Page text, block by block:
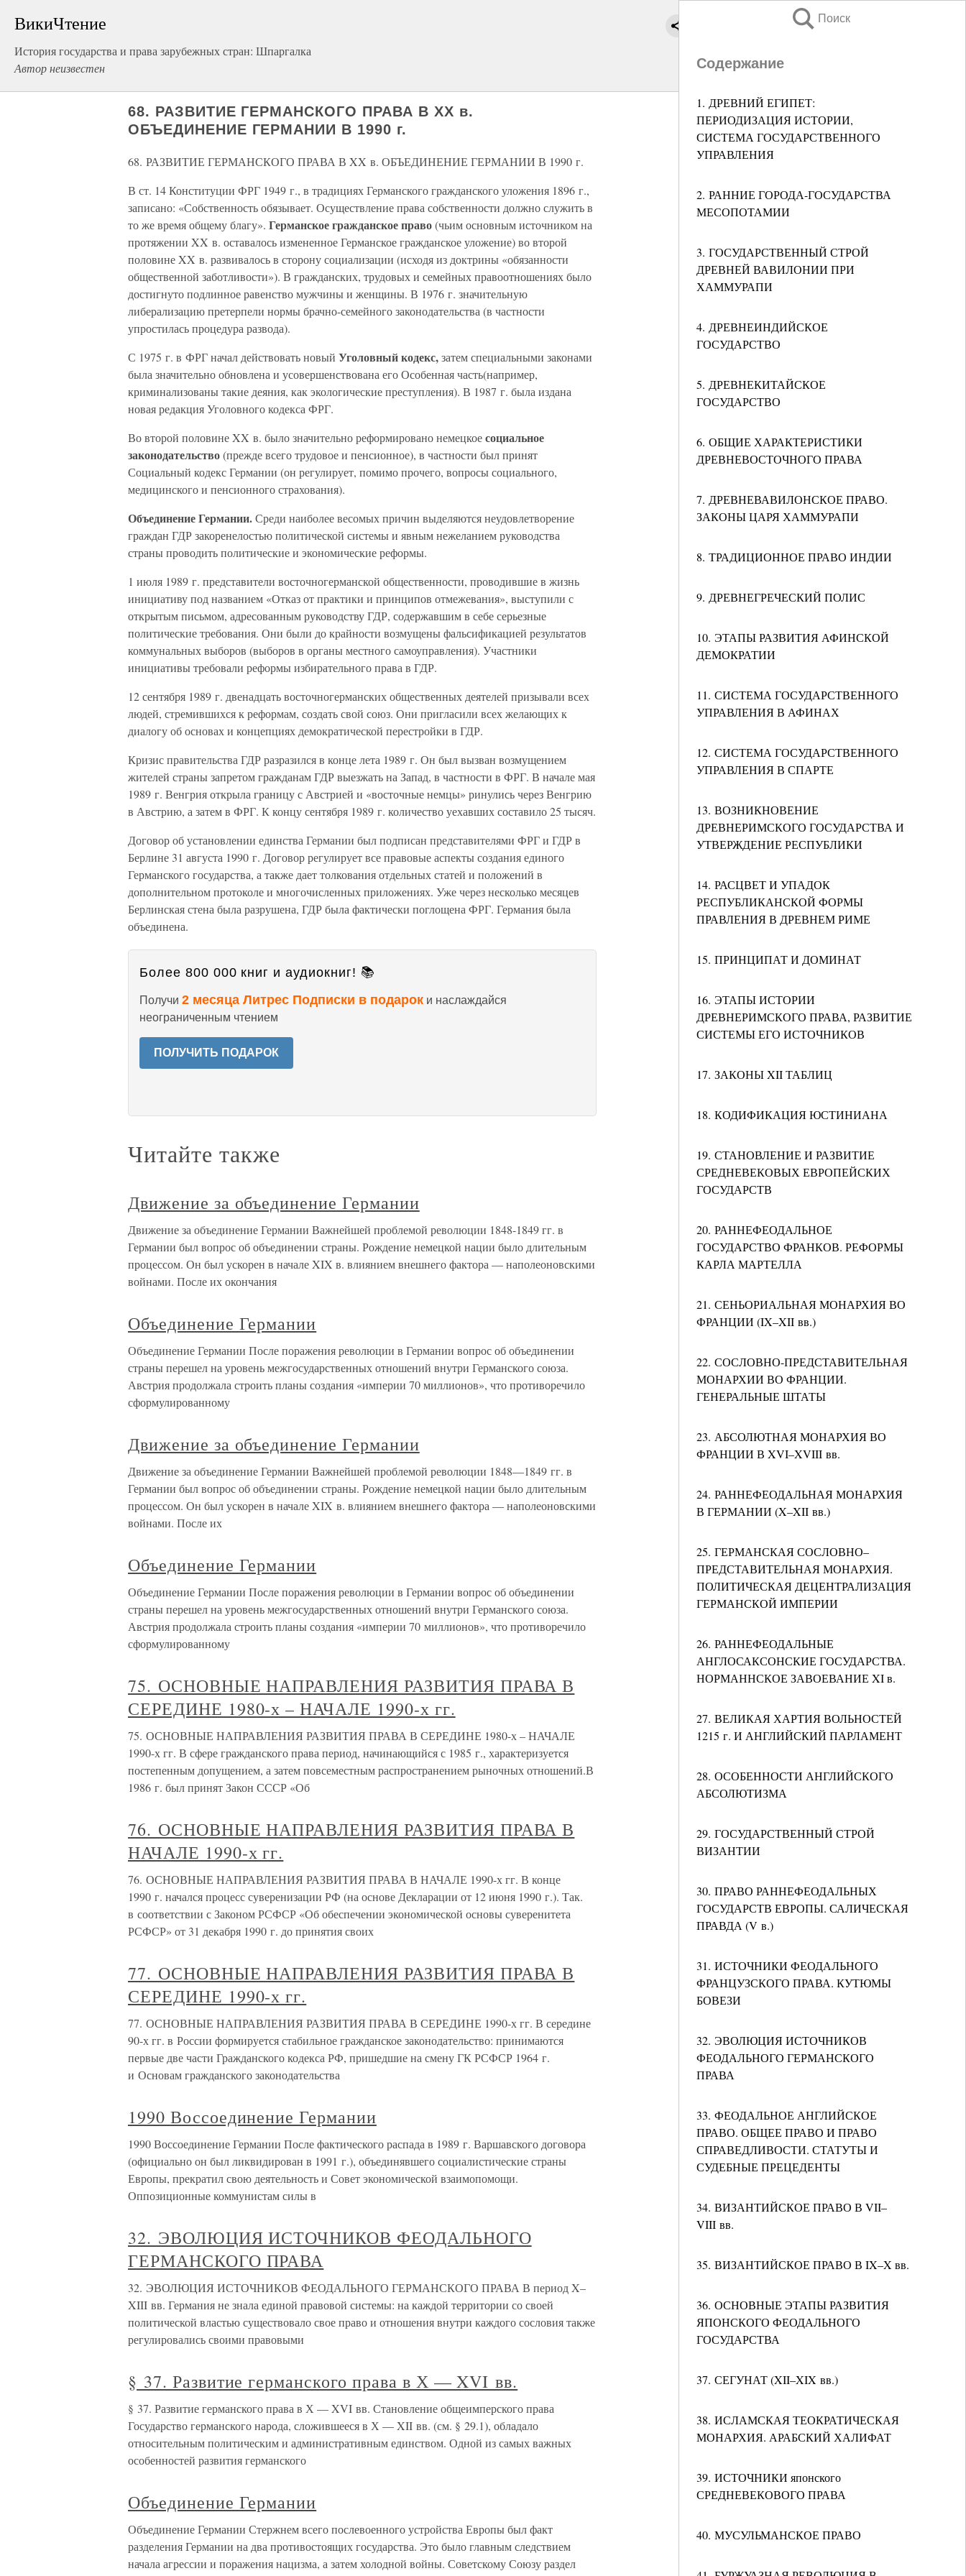
ВикиЧтение
История государства и права зарубежных стран: Шпаргалка
Автор неизвестен
Поиск
Содержание
1. ДРЕВНИЙ ЕГИПЕТ:
ПЕРИОДИЗАЦИЯ ИСТОРИИ,
СИСТЕМА ГОСУДАРСТВЕННОГО
УПРАВЛЕНИЯ
2. РАННИЕ ГОРОДА-ГОСУДАРСТВА
МЕСОПОТАМИИ
3. ГОСУДАРСТВЕННЫЙ СТРОЙ
ДРЕВНЕЙ ВАВИЛОНИИ ПРИ
ХАММУРАПИ
4. ДРЕВНЕИНДИЙСКОЕ
ГОСУДАРСТВО
5. ДРЕВНЕКИТАЙСКОЕ
ГОСУДАРСТВО
6. ОБЩИЕ ХАРАКТЕРИСТИКИ
ДРЕВНЕВОСТОЧНОГО ПРАВА
7. ДРЕВНЕВАВИЛОНСКОЕ ПРАВО.
ЗАКОНЫ ЦАРЯ ХАММУРАПИ
8. ТРАДИЦИОННОЕ ПРАВО ИНДИИ
9. ДРЕВНЕГРЕЧЕСКИЙ ПОЛИС
10. ЭТАПЫ РАЗВИТИЯ АФИНСКОЙ
ДЕМОКРАТИИ
11. СИСТЕМА ГОСУДАРСТВЕННОГО
УПРАВЛЕНИЯ В АФИНАХ
12. СИСТЕМА ГОСУДАРСТВЕННОГО
УПРАВЛЕНИЯ В СПАРТЕ
13. ВОЗНИКНОВЕНИЕ
ДРЕВНЕРИМСКОГО ГОСУДАРСТВА И
УТВЕРЖДЕНИЕ РЕСПУБЛИКИ
14. РАСЦВЕТ И УПАДОК
РЕСПУБЛИКАНСКОЙ ФОРМЫ
ПРАВЛЕНИЯ В ДРЕВНЕМ РИМЕ
15. ПРИНЦИПАТ И ДОМИНАТ
16. ЭТАПЫ ИСТОРИИ
ДРЕВНЕРИМСКОГО ПРАВА, РАЗВИТИЕ
СИСТЕМЫ ЕГО ИСТОЧНИКОВ
17. ЗАКОНЫ XII ТАБЛИЦ
18. КОДИФИКАЦИЯ ЮСТИНИАНА
19. СТАНОВЛЕНИЕ И РАЗВИТИЕ
СРЕДНЕВЕКОВЫХ ЕВРОПЕЙСКИХ
ГОСУДАРСТВ
20. РАННЕФЕОДАЛЬНОЕ
ГОСУДАРСТВО ФРАНКОВ. РЕФОРМЫ
КАРЛА МАРТЕЛЛА
21. СЕНЬОРИАЛЬНАЯ МОНАРХИЯ ВО
ФРАНЦИИ (IX–XII вв.)
22. СОСЛОВНО-ПРЕДСТАВИТЕЛЬНАЯ
МОНАРХИИ ВО ФРАНЦИИ.
ГЕНЕРАЛЬНЫЕ ШТАТЫ
23. АБСОЛЮТНАЯ МОНАРХИЯ ВО
ФРАНЦИИ В XVI–XVIII вв.
24. РАННЕФЕОДАЛЬНАЯ МОНАРХИЯ
В ГЕРМАНИИ (X–XII вв.)
25. ГЕРМАНСКАЯ СОСЛОВНО–
ПРЕДСТАВИТЕЛЬНАЯ МОНАРХИЯ.
ПОЛИТИЧЕСКАЯ ДЕЦЕНТРАЛИЗАЦИЯ
ГЕРМАНСКОЙ ИМПЕРИИ
26. РАННЕФЕОДАЛЬНЫЕ
АНГЛОСАКСОНСКИЕ ГОСУДАРСТВА.
НОРМАННСКОЕ ЗАВОЕВАНИЕ XI в.
27. ВЕЛИКАЯ ХАРТИЯ ВОЛЬНОСТЕЙ
1215 г. И АНГЛИЙСКИЙ ПАРЛАМЕНТ
28. ОСОБЕННОСТИ АНГЛИЙСКОГО
АБСОЛЮТИЗМА
29. ГОСУДАРСТВЕННЫЙ СТРОЙ
ВИЗАНТИИ
30. ПРАВО РАННЕФЕОДАЛЬНЫХ
ГОСУДАРСТВ ЕВРОПЫ. САЛИЧЕСКАЯ
ПРАВДА (V в.)
31. ИСТОЧНИКИ ФЕОДАЛЬНОГО
ФРАНЦУЗСКОГО ПРАВА. КУТЮМЫ
БОВЕЗИ
32. ЭВОЛЮЦИЯ ИСТОЧНИКОВ
ФЕОДАЛЬНОГО ГЕРМАНСКОГО
ПРАВА
33. ФЕОДАЛЬНОЕ АНГЛИЙСКОЕ
ПРАВО. ОБЩЕЕ ПРАВО И ПРАВО
СПРАВЕДЛИВОСТИ. СТАТУТЫ И
СУДЕБНЫЕ ПРЕЦЕДЕНТЫ
34. ВИЗАНТИЙСКОЕ ПРАВО В VII–
VIII вв.
35. ВИЗАНТИЙСКОЕ ПРАВО В IX–X вв.
36. ОСНОВНЫЕ ЭТАПЫ РАЗВИТИЯ
ЯПОНСКОГО ФЕОДАЛЬНОГО
ГОСУДАРСТВА
37. СЕГУНАТ (XII–XIX вв.)
38. ИСЛАМСКАЯ ТЕОКРАТИЧЕСКАЯ
МОНАРХИЯ. АРАБСКИЙ ХАЛИФАТ
39. ИСТОЧНИКИ японского
СРЕДНЕВЕКОВОГО ПРАВА
40. МУСУЛЬМАНСКОЕ ПРАВО
68. РАЗВИТИЕ ГЕРМАНСКОГО ПРАВА В XX в.
ОБЪЕДИНЕНИЕ ГЕРМАНИИ В 1990 г.
68. РАЗВИТИЕ ГЕРМАНСКОГО ПРАВА В XX в. ОБЪЕДИНЕНИЕ ГЕРМАНИИ В 1990 г.
В ст. 14 Конституции ФРГ 1949 г., в традициях Германского гражданского уложения 1896 г.,
записано: «Собственность обязывает. Осуществление права собственности должно служить в
то же время общему благу». Германское гражданское право(чьим основным источником на
протяжении XX в. оставалось измененное Германское гражданское уложение) во второй
половине XX в. развивалось в сторону социализации (исходя из доктрины «обязанности
общественной заботливости»). В гражданских, трудовых и семейных правоотношениях было
достигнуто подлинное равенство мужчины и женщины. В 1976 г. значительную
либерализацию претерпели нормы брачно-семейного законодательства (в частности
упростилась процедура развода).
С 1975 г. в ФРГ начал действовать новый Уголовный кодекс,затем специальными законами
была значительно обновлена и усовершенствована его Особенная часть(например,
криминализованы такие деяния, как экологические преступления). В 1987 г. была издана
новая редакция Уголовного кодекса ФРГ.
Во второй половине XX в. было значительно реформировано немецкоесоциальное
законодательство(прежде всего трудовое и пенсионное), в частности был принят
Социальный кодекс Германии (он регулирует, помимо прочего, вопросы социального,
медицинского и пенсионного страхования).
Объединение Германии.Среди наиболее весомых причин выделяются неудовлетворение
граждан ГДР закоренелостью политической системы и явным нежеланием руководства
страны проводить политические и экономические реформы.
1 июля 1989 г. представители восточногерманской общественности, проводившие в жизнь
инициативу под названием «Отказ от практики и принципов отмежевания», выступили с
открытым письмом, адресованным руководству ГДР, содержавшим в себе серьезные
политические требования. Они были до крайности возмущены фальсификацией результатов
коммунальных выборов (выборов в органы местного самоуправления). Участники
инициативы требовали реформы избирательного права в ГДР.
12 сентября 1989 г. двенадцать восточногерманских общественных деятелей призывали всех
людей, стремившихся к реформам, создать свой союз. Они пригласили всех желающих к
диалогу об основах и концепциях демократической перестройки в ГДР.
Кризис правительства ГДР разразился в конце лета 1989 г. Он был вызван возмущением
жителей страны запретом гражданам ГДР выезжать на Запад, в частности в ФРГ. В начале мая
1989 г. Венгрия открыла границу с Австрией и «восточные немцы» ринулись через Венгрию
в Австрию, а затем в ФРГ. К концу сентября 1989 г. количество уехавших составило 25 тысяч.
Договор об установлении единства Германии был подписан представителями ФРГ и ГДР в
Берлине 31 августа 1990 г. Договор регулирует все правовые аспекты создания единого
Германского государства, а также дает толкования отдельных статей и положений в
дополнительном протоколе и многочисленных приложениях. Уже через несколько месяцев
Берлинская стена была разрушена, ГДР была фактически поглощена ФРГ. Германия была
объединена.
Более 800 000 книг и аудиокниг! 📚
Получи 2 месяца Литрес Подписки в подарок и наслаждайся
неограниченным чтением
ПОЛУЧИТЬ ПОДАРОК
Читайте также
Движение за объединение Германии
Движение за объединение Германии Важнейшей проблемой революции 1848-1849 гг. в
Германии был вопрос об объединении страны. Рождение немецкой нации было длительным
процессом. Он был ускорен в начале XIX в. влиянием внешнего фактора — наполеоновскими
войнами. После их окончания
Объединение Германии
Объединение Германии После поражения революции в Германии вопрос об объединении
страны перешел на уровень межгосударственных отношений внутри Германского союза.
Австрия продолжала строить планы создания «империи 70 миллионов», что противоречило
сформулированному
Движение за объединение Германии
Движение за объединение Германии Важнейшей проблемой революции 1848—1849 гг. в
Германии был вопрос об объединении страны. Рождение немецкой нации было длительным
процессом. Он был ускорен в начале XIX в. влиянием внешнего фактора — наполеоновскими
войнами. После их
Объединение Германии
Объединение Германии После поражения революции в Германии вопрос об объединении
страны перешел на уровень межгосударственных отношений внутри Германского союза.
Австрия продолжала строить планы создания «империи 70 миллионов», что противоречило
сформулированному
75. ОСНОВНЫЕ НАПРАВЛЕНИЯ РАЗВИТИЯ ПРАВА В
СЕРЕДИНЕ 1980-х – НАЧАЛЕ 1990-х гг.
75. ОСНОВНЫЕ НАПРАВЛЕНИЯ РАЗВИТИЯ ПРАВА В СЕРЕДИНЕ 1980-х – НАЧАЛЕ
1990-х гг. В сфере гражданского права период, начинающийся с 1985 г., характеризуется
постепенным допущением, а затем повсеместным распространением рыночных отношений.В
1986 г. был принят Закон СССР «Об
76. ОСНОВНЫЕ НАПРАВЛЕНИЯ РАЗВИТИЯ ПРАВА В
НАЧАЛЕ 1990-х гг.
76. ОСНОВНЫЕ НАПРАВЛЕНИЯ РАЗВИТИЯ ПРАВА В НАЧАЛЕ 1990-х гг. В конце
1990 г. начался процесс суверенизации РФ (на основе Декларации от 12 июня 1990 г.). Так.
в соответствии с Законом РСФСР «Об обеспечении экономической основы суверенитета
РСФСР» от 31 декабря 1990 г. до принятия своих
77. ОСНОВНЫЕ НАПРАВЛЕНИЯ РАЗВИТИЯ ПРАВА В
СЕРЕДИНЕ 1990-х гг.
77. ОСНОВНЫЕ НАПРАВЛЕНИЯ РАЗВИТИЯ ПРАВА В СЕРЕДИНЕ 1990-х гг. В середине
90-х гг. в России формируется стабильное гражданское законодательство: принимаются
первые две части Гражданского кодекса РФ, пришедшие на смену ГК РСФСР 1964 г.
и Основам гражданского законодательства
1990 Воссоединение Германии
1990 Воссоединение Германии После фактического распада в 1989 г. Варшавского договора
(официально он был ликвидирован в 1991 г.), объединявшего социалистические страны
Европы, прекратил свою деятельность и Совет экономической взаимопомощи.
Оппозиционные коммунистам силы в
32. ЭВОЛЮЦИЯ ИСТОЧНИКОВ ФЕОДАЛЬНОГО
ГЕРМАНСКОГО ПРАВА
32. ЭВОЛЮЦИЯ ИСТОЧНИКОВ ФЕОДАЛЬНОГО ГЕРМАНСКОГО ПРАВА В период X–
XIII вв. Германия не знала единой правовой системы: на каждой территории со своей
политической властью существовало свое право и отношения внутри каждого сословия также
регулировались своими правовыми
§ 37. Развитие германского права в Х — XVI вв.
§ 37. Развитие германского права в Х — XVI вв. Становление общеимперского права
Государство германского народа, сложившееся в Х — XII вв. (см. § 29.1), обладало
относительным политическим и административным единством. Одной из самых важных
особенностей развития германского
Объединение Германии
Объединение Германии Стержнем всего послевоенного устройства Европы был факт
разделения Германии на два противостоящих государства. Это было главным следствием
начала агрессии и поражения нацизма, а затем холодной войны. Советскому Союзу раздел